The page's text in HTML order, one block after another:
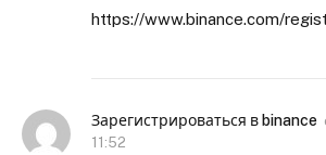
https://www.binance.com/
Зарегистрироваться в binance
11:52